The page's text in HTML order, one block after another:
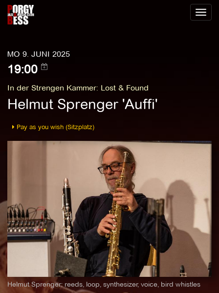
Toggle
MO 9. JUNI 2025
19:00
In der Strengen Kammer: Lost & Found
Helmut Sprenger 'Auffi'
Pay as you wish (Sitzplatz)
Helmut Sprenger: reeds, loop, synthesizer, voice, bird whistles